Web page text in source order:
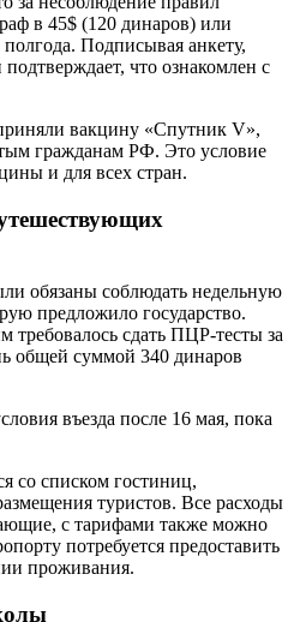
в 45$ (120 динаров) или
Подписывая анкету,
что ознакомлен с
вакцину «Спутник V»,
гражданам РФ. Это условие
и для всех стран.
обязаны соблюдать недельную
предложило государство.
требовалось сдать ПЦР-тесты за
общей суммой 340 динаров
въезда после 16 мая, пока
со списком гостиниц,
туристов. Все расходы
с тарифами также можно
потребуется предоставить
проживания.